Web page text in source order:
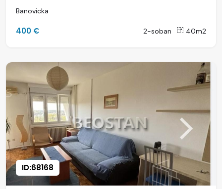
Banovicka
400 € 2-soban 40m2
ID:68168